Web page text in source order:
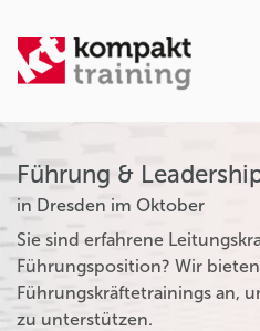
Führung &
in Dresden im Oktober
Sie sind erfahrene
Führungsposition? Wir
Führungskräftetrainings an,
zu unterstützen.